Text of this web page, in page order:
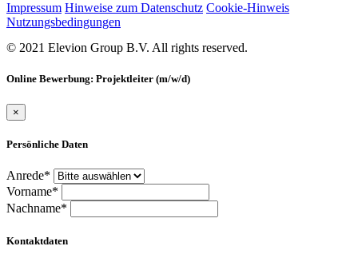
Impressum Hinweise zum Datenschutz Cookie-Hinweis
Nutzungsbedingungen
© 2021 Elevion Group B.V. All rights reserved.
Online Bewerbung: Projektleiter (m/w/d)
×
Persönliche Daten
Anrede*
Vorname*
Nachname*
Kontaktdaten